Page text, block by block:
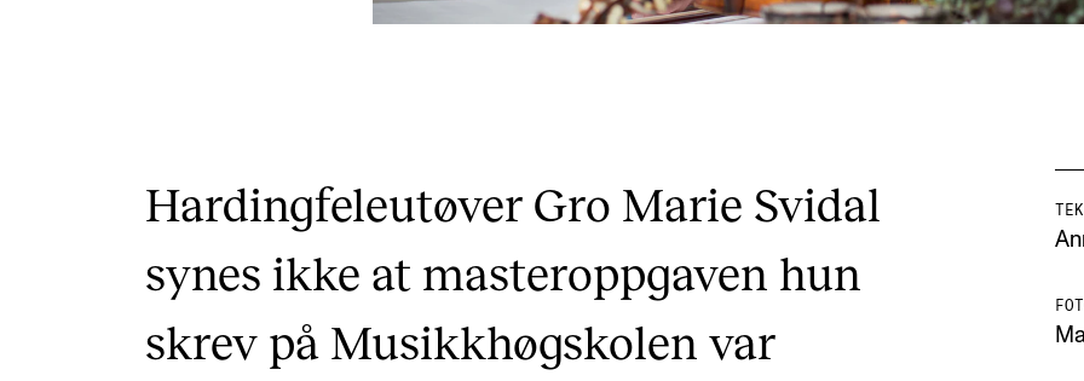
Hardingfeleutøver Gro Marie Svidal
synes ikke at masteroppgaven hun
skrev på Musikkhøgskolen var